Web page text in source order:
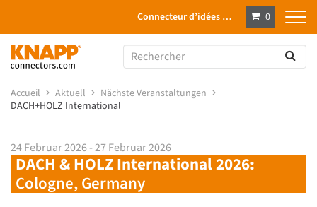
Connecteur d’idées … 0
Accueil Aktuell
Nächste Veranstaltungen
DACH+HOLZ International
24 Februar 2026 - 27 Februar 2026
DACH & HOLZ International 2026:
Cologne, Germany